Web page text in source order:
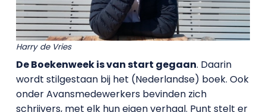
Harry de Vries
De Boekenweek is van start gegaan. Daarin
wordt stilgestaan bij het (Nederlandse) boek. Ook
onder Avansmedewerkers bevinden zich
schrijvers, met elk hun eigen verhaal. Punt stelt er